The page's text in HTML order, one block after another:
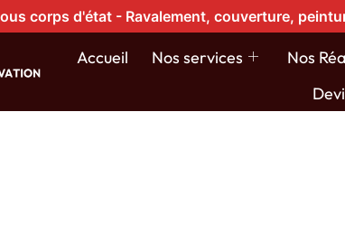
corps d'état - Ravalement, couverture,
Accueil Nos services
Nos
de